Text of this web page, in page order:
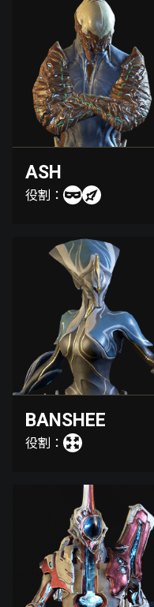
ASH
役割：
BANSHEE
役割：